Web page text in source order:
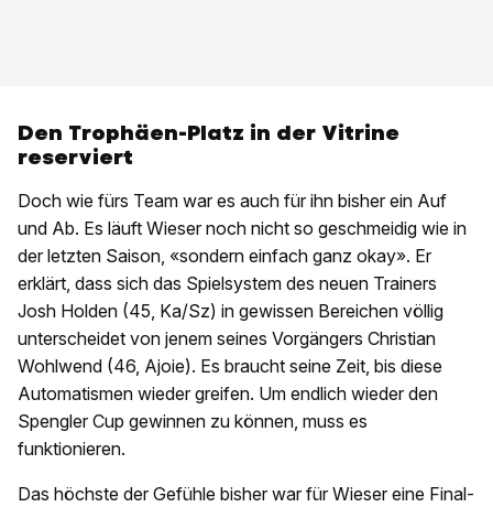
Den Trophäen-Platz in der Vitrine
reserviert
Doch wie fürs Team war es auch für ihn bisher ein Auf
und Ab. Es läuft Wieser noch nicht so geschmeidig wie in
der letzten Saison, «sondern einfach ganz okay». Er
erklärt, dass sich das Spielsystem des neuen Trainers
Josh Holden (45, Ka/Sz) in gewissen Bereichen völlig
unterscheidet von jenem seines Vorgängers Christian
Wohlwend (46, Ajoie). Es braucht seine Zeit, bis diese
Automatismen wieder greifen. Um endlich wieder den
Spengler Cup gewinnen zu können, muss es
funktionieren.
Das höchste der Gefühle bisher war für Wieser eine Final-